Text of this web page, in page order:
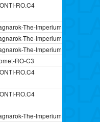
RO.C4
The-Imperium
The-Imperium
The-Imperium
RO-C3
RO.C4
RO.C4
The-Imperium